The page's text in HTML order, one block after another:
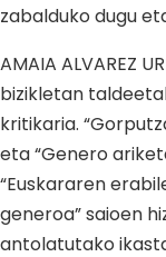
zabalduko dugu
AMAIA ALVAREZ
bizikletan
kritikaria.
eta “Genero
“Euskararen
generoa” saioen
antolatutako